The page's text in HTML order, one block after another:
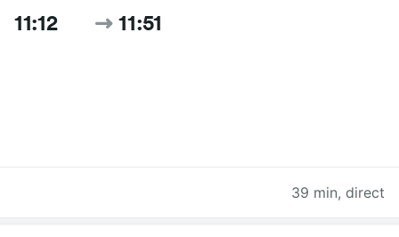
11:12 11:51
39 min, direct